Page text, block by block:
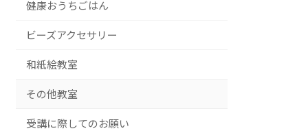
健康おうちごはん
ビーズアクセサリー
和紙絵教室
その他教室
受講に際してのお願い